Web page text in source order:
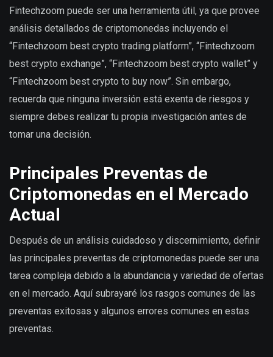
Fintechzoom puede ser una herramienta útil, ya que provee
análisis detallados de criptomonedas incluyendo el
“Fintechzoom best crypto trading platform”, “Fintechzoom
best crypto exchange”, “Fintechzoom best crypto wallet” y
“Fintechzoom best crypto to buy now”. Sin embargo,
recuerda que ninguna inversión está exenta de riesgos y
siempre debes realizar tu propia investigación antes de
tomar una decisión.
Principales Preventas de
Criptomonedas en el Mercado
Actual
Después de un análisis cuidadoso y discernimiento, definir
las principales preventas de criptomonedas puede ser una
tarea compleja debido a la abundancia y variedad de ofertas
en el mercado. Aquí subrayaré los rasgos comunes de las
preventas exitosas y algunos errores comunes en estas
preventas.